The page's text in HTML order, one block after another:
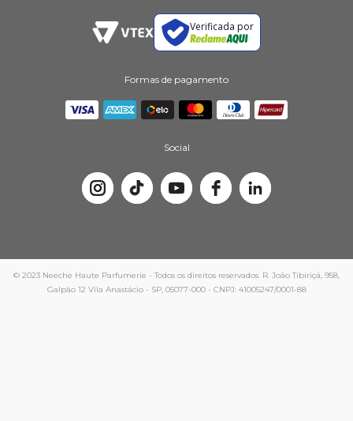
Verificada por
Formas de pagamento
Social
© 2023 Neeche Haute Parfumerie - Todos os direitos reservados. R. João Tibiriçá, 958,
Galpão 12 Vila Anastácio - SP, 05077-000 - CNPJ: 41005247/0001-88